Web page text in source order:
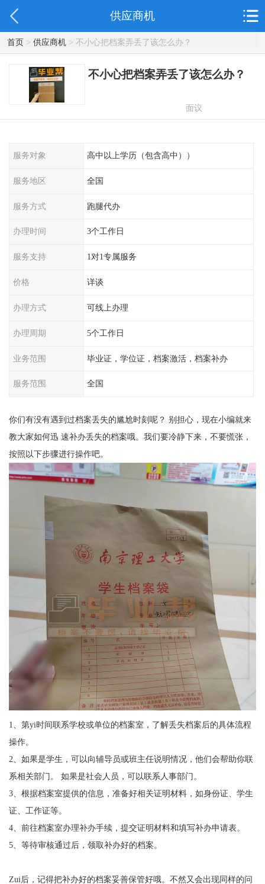
供应商机
首页> 供应商机> 不小心把档案弄丢了该怎么办？
不小心把档案弄丢了该怎么办？
面议
服务对象 高中以上学历（包含高中））
服务地区 全国
服务方式 跑腿代办
办理时间 3个工作日
服务支持 1对1专属服务
价格 详谈
办理方式 可线上办理
办理周期 5个工作日
业务范围 毕业证，学位证，档案激活，档案补办
服务范围 全国
你们有没有遇到过档案丢失的尴尬时刻呢？ 别担心， 现在小编就来
教大家如何迅 速补办丢失的档案哦。 我们要冷静下来，不要慌张，
按照以下步骤进行操作吧。
1 、第yi时间联系学校或单位的档案室，了解丢失档案后的具体流程
操作。
2 、如果是学生，可以向辅导员或班主任说明情况，他们会帮助你联
系相关部门。 如果是社会人员，可以联系人事部门。
3、根据档案室提供的信息，准备好相关证明材料，如身份证、学生
证、工作证等。
4、前往档案室办理补办手续，提交证明材料和填写补办申请表。
5、等待审核通过后，领取补办好的档案。
Zui后，记得把补办好的档案妥善保管好哦。 不然又会出现同样的问